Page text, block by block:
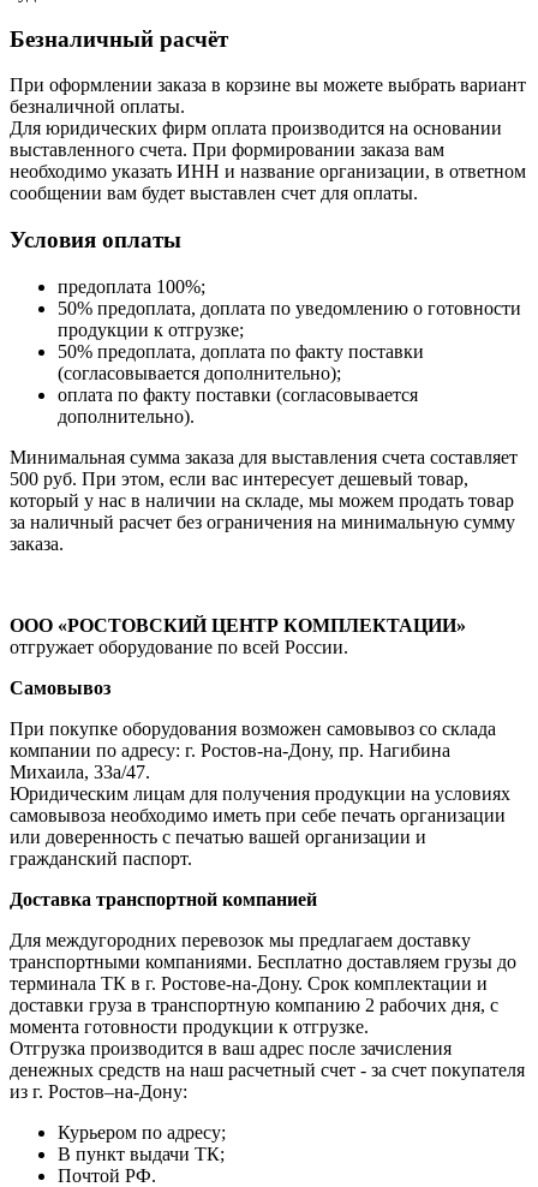
Безналичный расчёт
При оформлении заказа в корзине вы можете выбрать вариант
безналичной оплаты.
Для юридических фирм оплата производится на основании
выставленного счета. При формировании заказа вам
необходимо указать ИНН и название организации, в ответном
сообщении вам будет выставлен счет для оплаты.
Условия оплаты
предоплата 100%;
50% предоплата, доплата по уведомлению о готовности
продукции к отгрузке;
50% предоплата, доплата по факту поставки
(согласовывается дополнительно);
оплата по факту поставки (согласовывается
дополнительно).
Минимальная сумма заказа для выставления счета составляет
500 руб. При этом, если вас интересует дешевый товар,
который у нас в наличии на складе, мы можем продать товар
за наличный расчет без ограничения на минимальную сумму
заказа.
ООО «РОСТОВСКИЙ ЦЕНТР КОМПЛЕКТАЦИИ»
отгружает оборудование по всей России.
Самовывоз
При покупке оборудования возможен самовывоз со склада
компании по адресу: г. Ростов-на-Дону, пр. Нагибина
Михаила, 33а/47.
Юридическим лицам для получения продукции на условиях
самовывоза необходимо иметь при себе печать организации
или доверенность с печатью вашей организации и
гражданский паспорт.
Доставка транспортной компанией
Для междугородних перевозок мы предлагаем доставку
транспортными компаниями. Бесплатно доставляем грузы до
терминала ТК в г. Ростове-на-Дону. Срок комплектации и
доставки груза в транспортную компанию 2 рабочих дня, с
момента готовности продукции к отгрузке.
Отгрузка производится в ваш адрес после зачисления
денежных средств на наш расчетный счет - за счет покупателя
из г. Ростов–на-Дону:
Курьером по адресу;
В пункт выдачи ТК;
Почтой РФ.